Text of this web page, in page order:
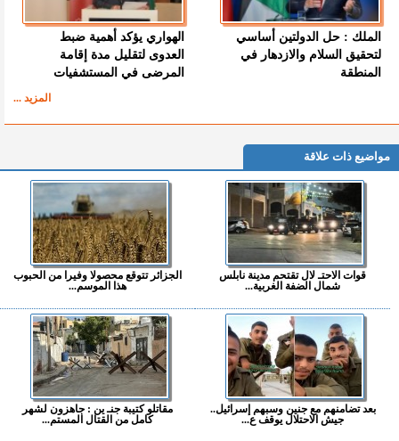
الملك : حل الدولتين أساسي
لتحقيق السلام والازدهار في
المنطقة
الهواري يؤكد أهمية ضبط
العدوى لتقليل مدة إقامة
المرضى في المستشفيات
المزيد ...
مواضيع ذات علاقة
قوات الاحتـ لال تقتحم مدينة نابلس
شمال الضفة الغربية...
الجزائر تتوقع محصولا وفيرا من الحبوب
هذا الموسم...
بعد تضامنهم مع جنين وسبهم إسرائيل..
جيش الاحتلال يوقف ع...
مقاتلو كتيبة جنـ ين : جاهزون لشهر
كامل من القتال المستم...